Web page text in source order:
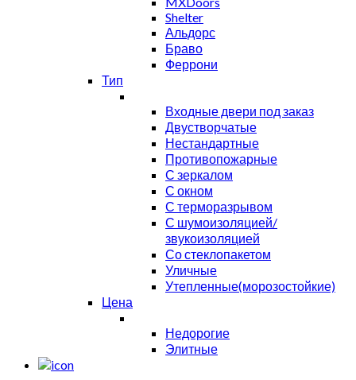
Shelter
Альдорс
Браво
Феррони
Тип
Входные двери под заказ
Двустворчатые
Нестандартные
Противопожарные
С зеркалом
С окном
С терморазрывом
С шумоизоляцией/
звукоизоляцией
Со стеклопакетом
Уличные
Утепленные(морозостойкие)
Цена
Недорогие
Элитные